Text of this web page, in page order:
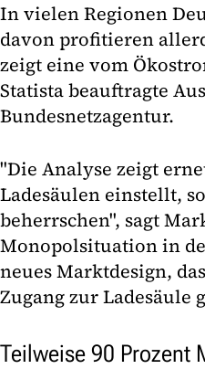
In vielen Regionen
davon profitieren
zeigt eine vom
Statista beauftragte
Bundesnetzagentur.
"Die Analyse zeigt
Ladesäulen einstellt,
beherrschen", sagt
Monopolsituation in
neues Marktdesign,
Zugang zur Ladesäule
Teilweise 90 Prozent